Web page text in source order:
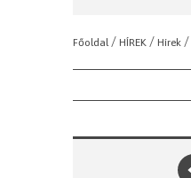
Főoldal / HÍREK / Hírek /